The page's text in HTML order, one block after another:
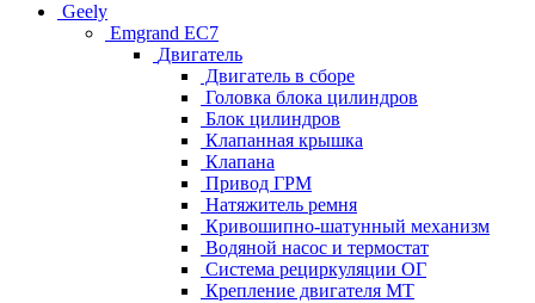
Geely
Emgrand EC7
Двигатель
Двигатель в сборе
Головка блока цилиндров
Блок цилиндров
Клапанная крышка
Клапана
Привод ГРМ
Натяжитель ремня
Кривошипно-шатунный механизм
Водяной насос и термостат
Система рециркуляции ОГ
Крепление двигателя MT